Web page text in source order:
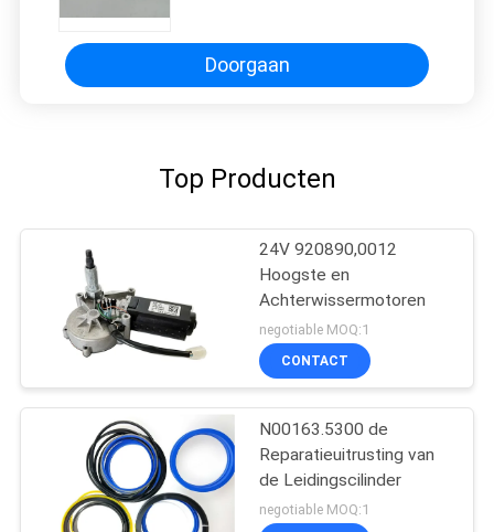
Doorgaan
Top Producten
24V 920890,0012
Hoogste en
Achterwissermotoren
negotiable MOQ:1
CONTACT
N00163.5300 de
Reparatieuitrusting van
de Leidingscilinder
negotiable MOQ:1